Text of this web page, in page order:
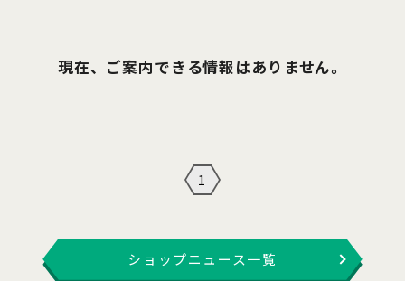
現在、ご案内できる情報はありません。
1
ショップニュース一覧